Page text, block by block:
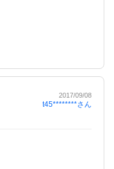
2017/09/08
t45********さん